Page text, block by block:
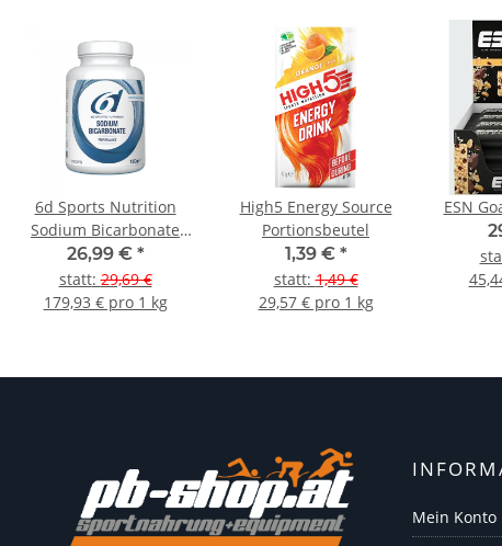
6d Sports Nutrition
Sodium Bicarbonate
120 Kapseln
26,99 € *
statt:29,69 €
179,93 € pro 1 kg
High5 Energy Source
Portionsbeutel
1,39 € *
statt:1,49 €
29,57 € pro 1 kg
ESN
Mein Konto